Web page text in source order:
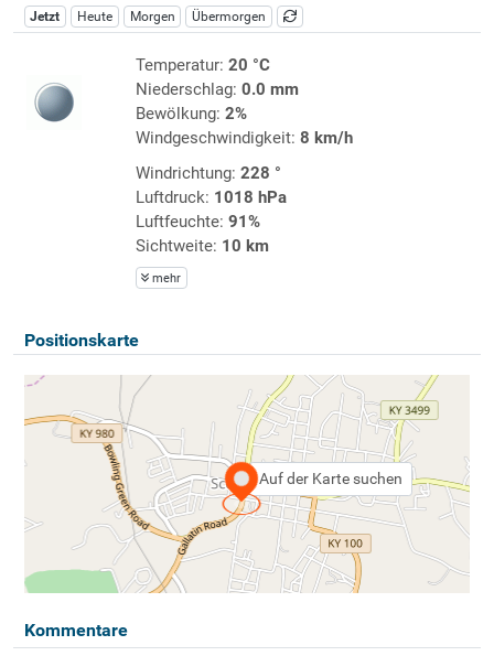
Jetzt Heute Morgen Übermorgen
Temperatur: 20 °C
Niederschlag: 0.0 mm
Bewölkung: 2%
Windgeschwindigkeit: 8 km/h
Windrichtung: 228 °
Luftdruck: 1018 hPa
Luftfeuchte: 91%
Sichtweite: 10 km
mehr
Positionskarte
Auf der Karte suchen
Kommentare